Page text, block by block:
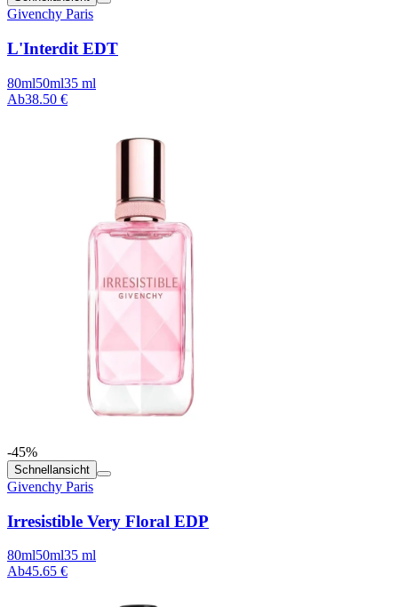
Givenchy Paris
L'Interdit EDT
80ml50ml35 ml
Ab38.50 €
-45%
Schnellansicht
Givenchy Paris
Irresistible Very Floral EDP
80ml50ml35 ml
Ab45.65 €